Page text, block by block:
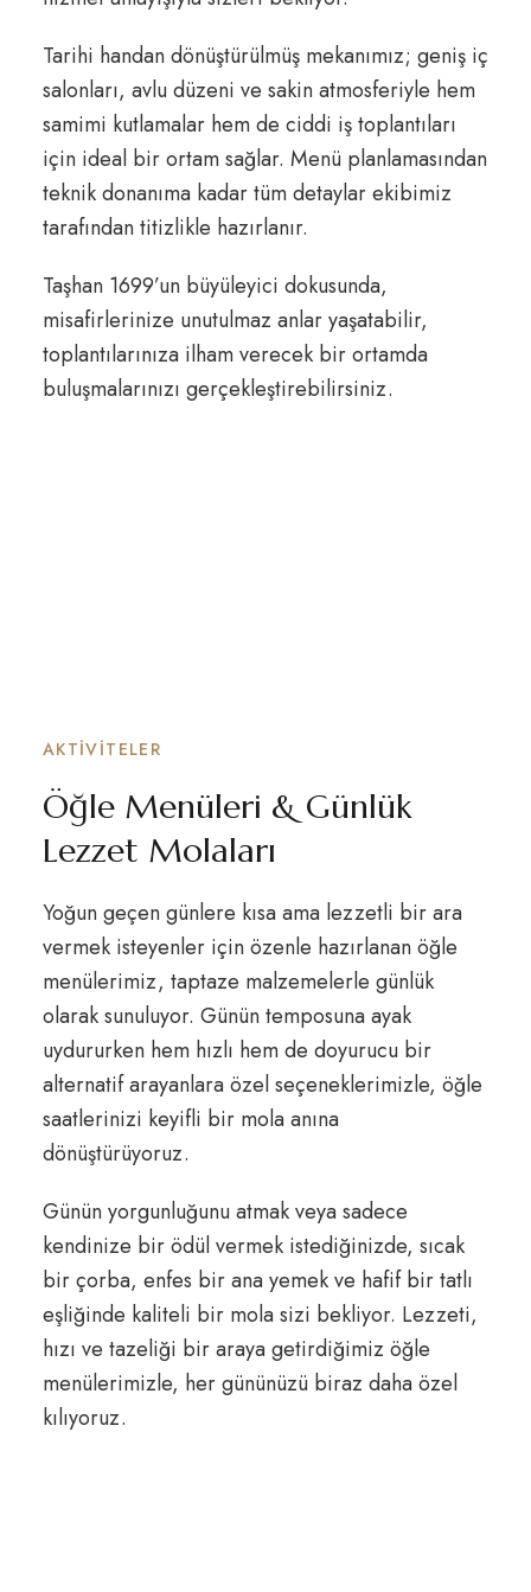
Tarihi handan dönüştürülmüş mekanımız; geniş iç
salonları, avlu düzeni ve sakin atmosferiyle hem
samimi kutlamalar hem de ciddi iş toplantıları
için ideal bir ortam sağlar. Menü planlamasından
teknik donanıma kadar tüm detaylar ekibimiz
tarafından titizlikle hazırlanır.
Taşhan 1699’un büyüleyici dokusunda,
misafirlerinize unutulmaz anlar yaşatabilir,
toplantılarınıza ilham verecek bir ortamda
buluşmalarınızı gerçekleştirebilirsiniz.
AKTIVITELER
Öğle Menüleri & Günlük
Lezzet Molaları
Yoğun geçen günlere kısa ama lezzetli bir ara
vermek isteyenler için özenle hazırlanan öğle
menülerimiz, taptaze malzemelerle günlük
olarak sunuluyor. Günün temposuna ayak
uydururken hem hızlı hem de doyurucu bir
alternatif arayanlara özel seçeneklerimizle, öğle
saatlerinizi keyifli bir mola anına
dönüştürüyoruz.
Günün yorgunluğunu atmak veya sadece
kendinize bir ödül vermek istediğinizde, sıcak
bir çorba, enfes bir ana yemek ve hafif bir tatlı
eşliğinde kaliteli bir mola sizi bekliyor. Lezzeti,
hızı ve tazeliği bir araya getirdiğimiz öğle
menülerimizle, her gününüzü biraz daha özel
kılıyoruz.